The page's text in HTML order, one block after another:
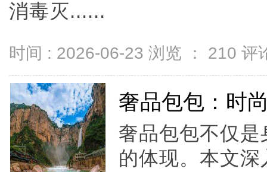
消毒灭......
时间 : 2026-06-23 浏览 ： 210 评
奢品包包：时
奢品包包不仅
的体现。本文